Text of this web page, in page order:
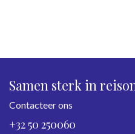
Samen sterk in
Contacteer ons
+32 50 250060